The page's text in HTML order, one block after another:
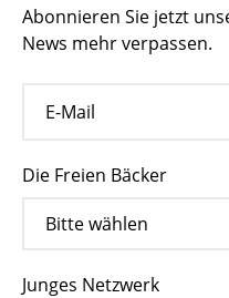
Abonnieren Sie jetzt
News mehr verpassen.
Die Freien Bäcker
Junges Netzwerk